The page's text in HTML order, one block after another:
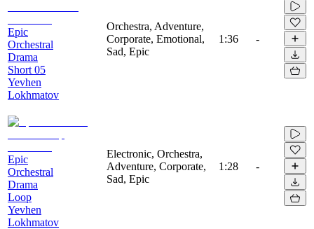
Epic
Orchestral
Drama
Short 05
Yevhen
Lokhmatov
Orchestra, Adventure,
Corporate, Emotional,
Sad, Epic
1:36 -
Epic
Orchestral
Drama
Loop
Yevhen
Lokhmatov
Electronic, Orchestra,
Adventure, Corporate,
Sad, Epic
1:28 -